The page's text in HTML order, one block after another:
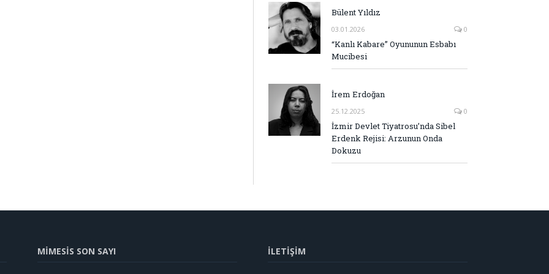
Bülent Yıldız
03.01.2026 0
“Kanlı Kabare” Oyununun Esbabı
Mucibesi
İrem Erdoğan
25.12.2025 0
İzmir Devlet Tiyatrosu’nda Sibel
Erdenk Rejisi: Arzunun Onda
Dokuzu
MİMESİS SON SAYI İLETİŞİM